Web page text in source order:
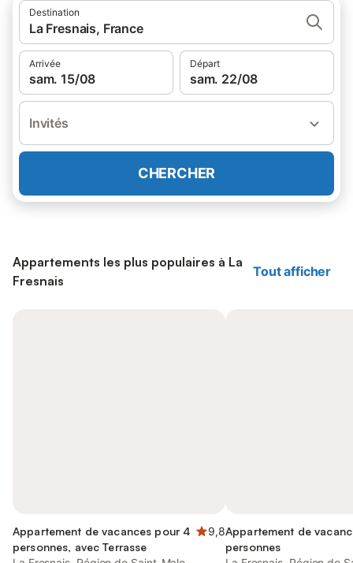
Destination
La Fresnais, France
Arrivée
sam. 15/08
Départ
sam. 22/08
Invités
CHERCHER
Appartements les plus populaires à La
Fresnais
Tout afficher
Appartement de vacances pour 4
personnes, avec Terrasse
9,8Appartement de
personnes